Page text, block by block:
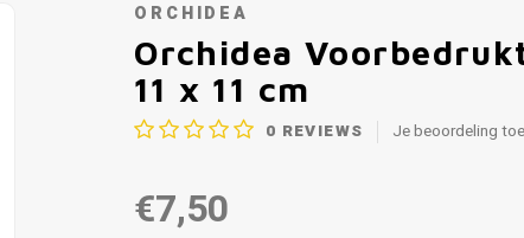
ORCHIDEA
Orchidea
11 x 11 cm
0 REVIEWS Je beoordeling
€7,50